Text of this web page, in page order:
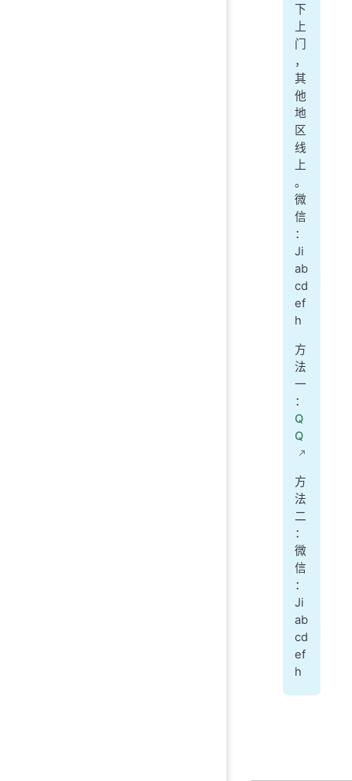
下
上
门
，
其
他
地
区
线
上
。
微
信
：
Ji
ab
cd
ef
h
方
法
一
：
Q
Q
方
法
二
：
微
信
：
Ji
ab
cd
ef
h